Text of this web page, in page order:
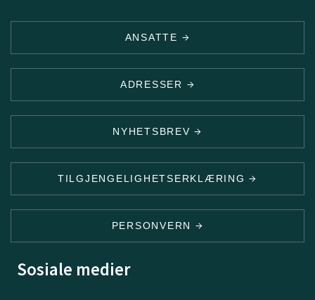
ANSATTE
ADRESSER
NYHETSBREV
TILGJENGELIGHETSERKLÆRING
PERSONVERN
Sosiale medier